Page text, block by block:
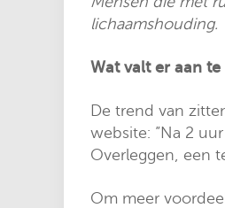
lichaamshouding.
Wat valt er aan te
De trend van
website: ”Na 2
Overleggen, een
Om meer